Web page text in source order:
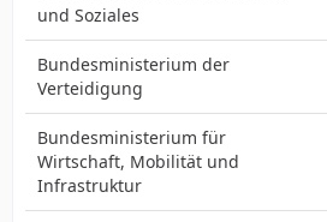
und Soziales
Bundesministerium der
Verteidigung
Bundesministerium für
Wirtschaft, Mobilität und
Infrastruktur